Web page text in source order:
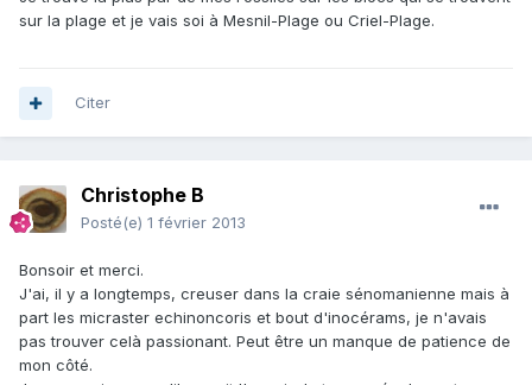
sur la plage et je vais soi à Mesnil-Plage ou Criel-Plage.
Citer
Christophe B
Posté(e) 1 février 2013
Bonsoir et merci.
J'ai, il y a longtemps, creuser dans la craie sénomanienne mais à
part les micraster echinoncoris et bout d'inocérams, je n'avais
pas trouver celà passionant. Peut être un manque de patience de
mon côté.